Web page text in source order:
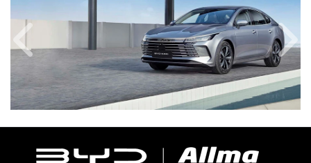
Anterior